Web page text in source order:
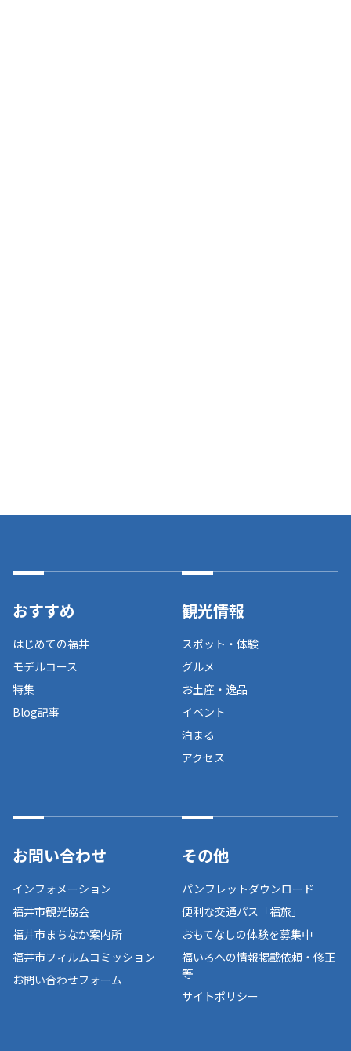
おすすめ
はじめての福井
モデルコース
特集
Blog記事
観光情報
スポット・体験
グルメ
お土産・逸品
イベント
泊まる
アクセス
お問い合わせ
インフォメーション
福井市観光協会
福井市まちなか案内所
福井市フィルムコミッション
お問い合わせフォーム
その他
パンフレットダウンロード
便利な交通パス「福旅」
おもてなしの体験を募集中
福いろへの情報掲載依頼・修正
等
サイトポリシー